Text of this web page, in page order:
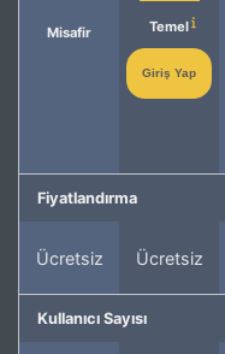
Misafir Temel
Giriş Yap
Fiyatlandırma
Ücretsiz Ücretsiz
Kullanıcı Sayısı